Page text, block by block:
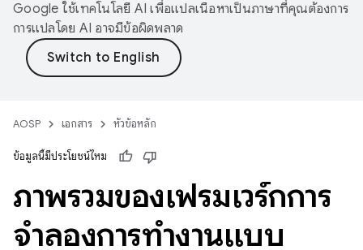
Google ใช้เทคโนโลยี AI เพื่อแปลเนื้อหาเป็นภาษาที่คุณต้องการ
การแปลโดย AI อาจมีข้อผิดพลาด
AOSP เอกสาร หัวข้อหลัก
ข้อมูลนี้มีประโยชน์ไหม
ภาพรวมของเฟรมเวิร์กการ
จำลองการทำงานแบบ